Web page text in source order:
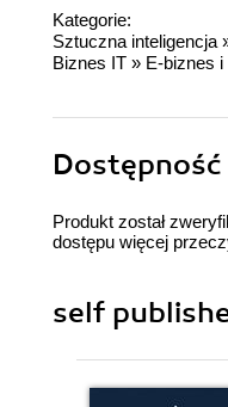
Kategorie:
Sztuczna inteligencja
Biznes IT » E-biznes
Produkt został
dostępu więcej
self